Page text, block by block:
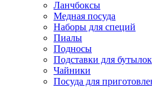
Ланчбоксы
Медная посуда
Наборы для специй
Пиалы
Подносы
Подставки для бутылок
Чайники
Посуда для